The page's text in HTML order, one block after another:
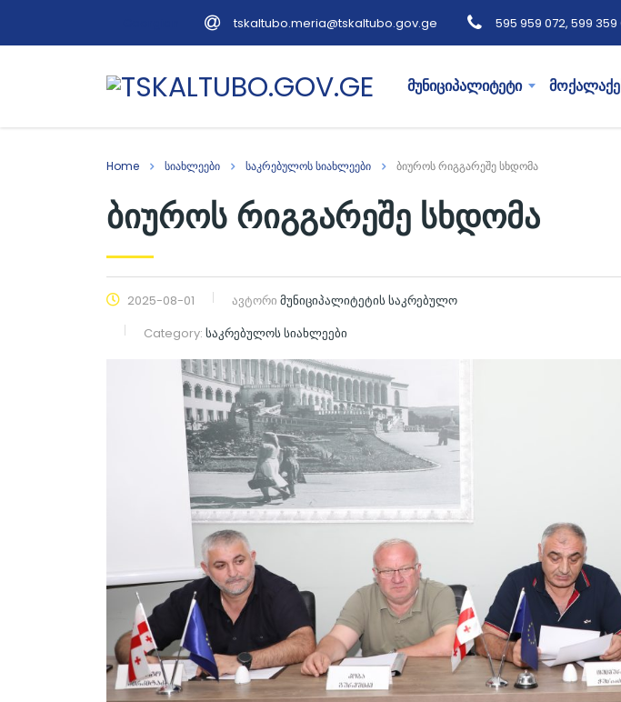
tskaltubo.meria@tskaltubo.gov.ge 595 959 072, 599 359
მუნიციპალიტეტი
Home სიახლეები საკრებულოს სიახლეები ბიუროს რიგგარეშე სხდომა
ბიუროს რიგგარეშე სხდომა
2025-08-01 ავტორი მუნიციპალიტეტის საკრებულო
Category: საკრებულოს სიახლეები